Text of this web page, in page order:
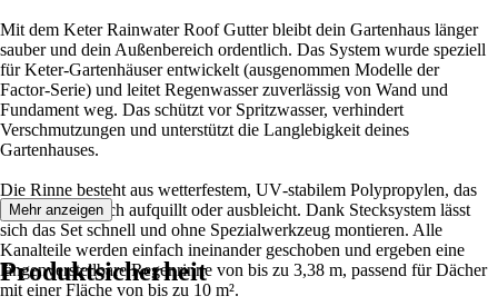
Mit dem Keter Rainwater Roof Gutter bleibt dein Gartenhaus länger
sauber und dein Außenbereich ordentlich. Das System wurde speziell
für Keter‑Gartenhäuser entwickelt (ausgenommen Modelle der
Factor‑Serie) und leitet Regenwasser zuverlässig von Wand und
Fundament weg. Das schützt vor Spritzwasser, verhindert
Verschmutzungen und unterstützt die Langlebigkeit deines
Gartenhauses.
Die Rinne besteht aus wetterfestem, UV‑stabilem Polypropylen, das
weder rostet noch aufquillt oder ausbleicht. Dank Stecksystem lässt
sich das Set schnell und ohne Spezialwerkzeug montieren. Alle
Kanalteile werden einfach ineinander geschoben und ergeben eine
längenverstellbare Regenrinne von bis zu 3,38 m, passend für Dächer
mit einer Fläche von bis zu 10 m².
Mehr anzeigen
Produktsicherheit